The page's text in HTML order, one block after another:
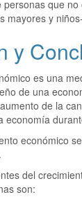
personas que
mayores y niños-
y
es una
de una
de la
economía
económico
del
son: